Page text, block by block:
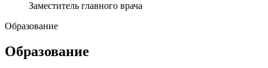
Заместитель главного врача
Образование
Образование